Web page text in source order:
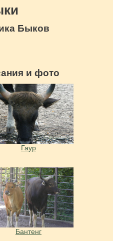
Быков
и фото
Гаур
Бантенг